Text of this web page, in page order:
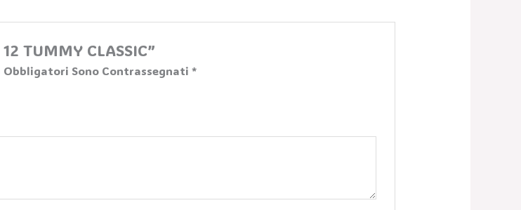
TUMMY CLASSIC”
Obbligatori Sono Contrassegnati*